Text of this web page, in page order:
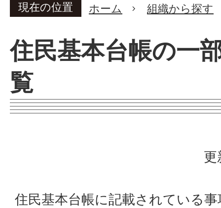
現在の位置 ホーム 組織から探す
住民基本台帳の一
覧
更
住民基本台帳に記載されている